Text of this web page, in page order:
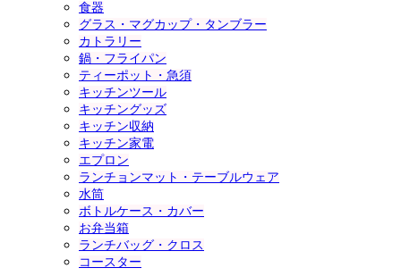
食器
グラス・マグカップ・タンブラー
カトラリー
鍋・フライパン
ティーポット・急須
キッチンツール
キッチングッズ
キッチン収納
キッチン家電
エプロン
ランチョンマット・テーブルウェア
水筒
ボトルケース・カバー
お弁当箱
ランチバッグ・クロス
コースター